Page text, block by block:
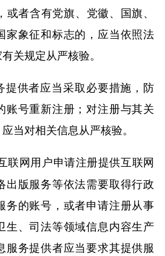
或者含有党旗、党徽、国旗、
家象征和标志的，应当依照法
关规定从严核验。
提供者应当采取必要措施，防
账号重新注册；对注册与其关
当对相关信息从严核验。
联网用户申请注册提供互联网
出版服务等依法需要取得行政
务的账号，或者申请注册从事
生、司法等领域信息内容生产
服务提供者应当要求其提供服